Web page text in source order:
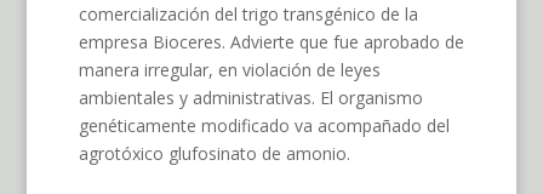
comercialización del trigo transgénico de la
empresa Bioceres. Advierte que fue aprobado de
manera irregular, en violación de leyes
ambientales y administrativas. El organismo
genéticamente modificado va acompañado del
agrotóxico glufosinato de amonio.